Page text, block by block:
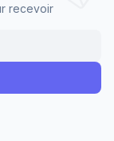
recevoir